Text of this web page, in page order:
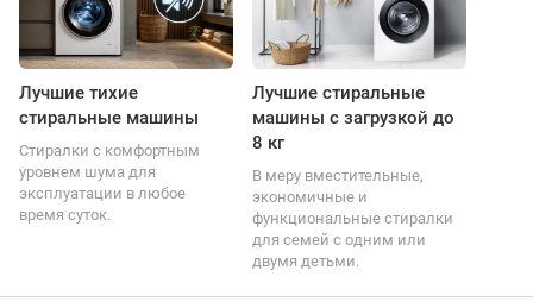
Лучшие тихие
стиральные машины
Стиралки с комфортным
уровнем шума для
эксплуатации в любое
время суток.
Лучшие стиральные
машины с загрузкой до
8 кг
В меру вместительные,
экономичные и
функциональные стиралки
для семей с одним или
двумя детьми.